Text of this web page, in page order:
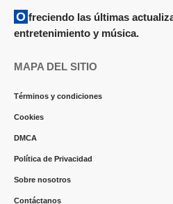
Ofreciendo las últimas actualizaciones y noticias sobre
entretenimiento y música.
MAPA DEL SITIO
Términos y condiciones
Cookies
DMCA
Política de Privacidad
Sobre nosotros
Contáctanos